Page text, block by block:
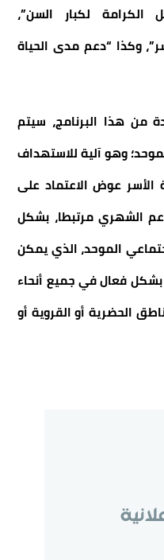
لكبار السن”،
وكذا “دعم مدى الحياة
من هذا البرنامج، سيتم
وهو آلية للاستهداف
عوض الاعتماد على
الشهري مرتبطا، بشكل
الموحد، الذي يمكن
بشكل فعال في جميع أنحاء
الحضرية أو القروية أو